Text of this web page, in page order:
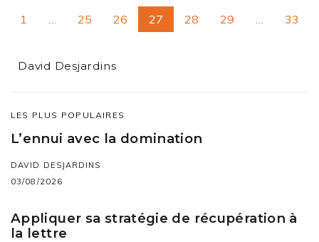
1 … 25 26 27 28 29 … 33
David Desjardins
LES PLUS POPULAIRES
L’ennui avec la domination
DAVID DESJARDINS
03/08/2026
Appliquer sa stratégie de récupération à
la lettre